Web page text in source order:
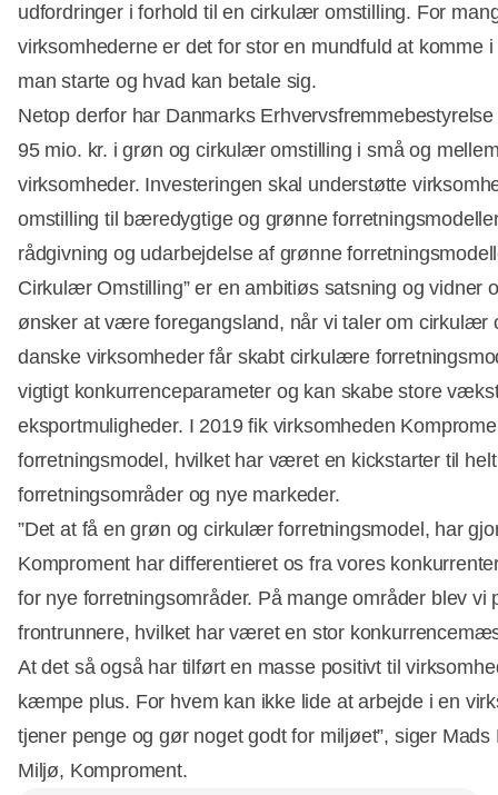
udfordringer i forhold til en cirkulær omstilling. For
virksomhederne er det for stor en mundfuld at komme
man starte og hvad kan betale sig.
Netop derfor har Danmarks
95 mio. kr. i grøn og cirkulær omstilling i små og
virksomheder. Investeringen skal understøtte
omstilling til bæredygtige og grønne
rådgivning og udarbejdelse af grønne
Cirkulær Omstilling” er en ambitiøs satsning og vidner
ønsker at være foregangsland, når vi taler om cirkulær
danske virksomheder får skabt cirkulære
vigtigt konkurrenceparameter og kan skabe store
eksportmuligheder. I 2019 fik virksomheden
forretningsmodel, hvilket har været en kickstarter til
forretningsområder og nye markeder.
”Det at få en grøn og cirkulær forretningsmodel, har
Komproment har differentieret os fra vores
for nye forretningsområder. På mange områder blev vi
frontrunnere, hvilket har været en stor
At det så også har tilført en masse positivt til
kæmpe plus. For hvem kan ikke lide at arbejde i en
tjener penge og gør noget godt for miljøet”, siger
Miljø, Komproment.